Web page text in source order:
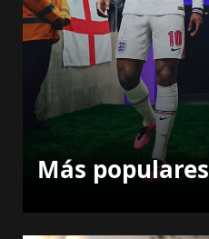
Más populares